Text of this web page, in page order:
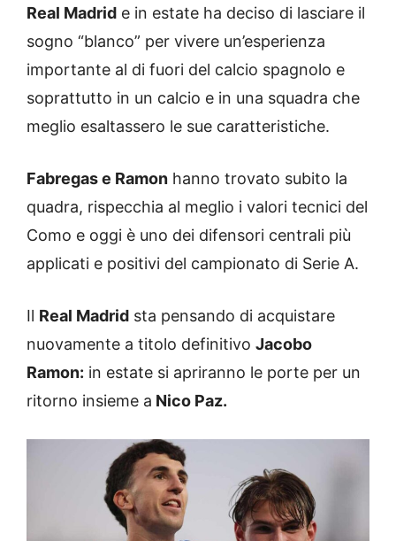
Real Madrid e in estate ha deciso di lasciare il
sogno “blanco” per vivere un’esperienza
importante al di fuori del calcio spagnolo e
soprattutto in un calcio e in una squadra che
meglio esaltassero le sue caratteristiche.
Fabregas e Ramon hanno trovato subito la
quadra, rispecchia al meglio i valori tecnici del
Como e oggi è uno dei difensori centrali più
applicati e positivi del campionato di Serie A.
Il Real Madrid sta pensando di acquistare
nuovamente a titolo definitivo Jacobo
Ramon: in estate si apriranno le porte per un
ritorno insieme a Nico Paz.